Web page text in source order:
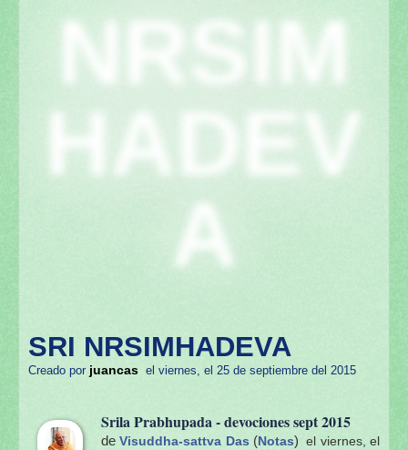
NRSIM
HADEV
A
SRI NRSIMHADEVA
Creado por juancas el viernes, el 25 de septiembre del 2015
Srila Prabhupada - devociones sept 2015
deVisuddha-sattva Das (Notas)el viernes, el